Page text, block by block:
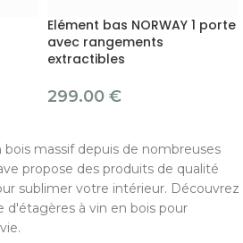
Elément bas NORWAY 1 porte
avec rangements
extractibles
299.00 €
massif depuis de nombreuses
propose des produits de qualité
sublimer votre intérieur. Découvrez
à vin en bois pour